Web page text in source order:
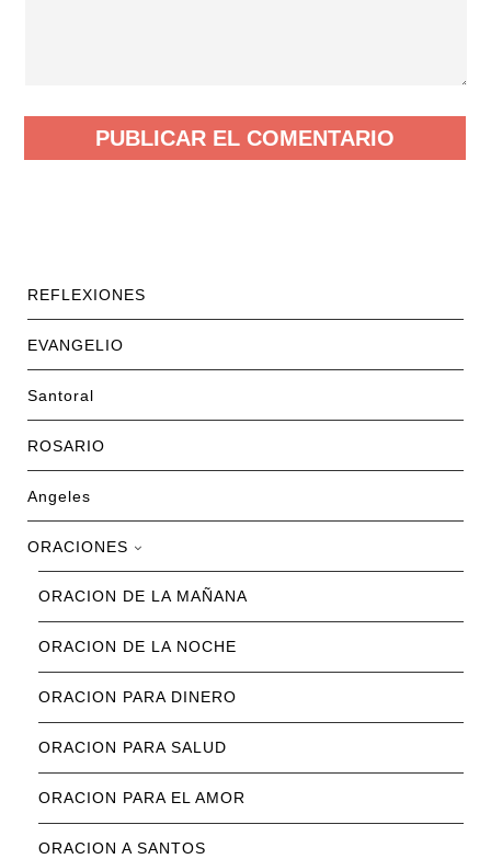
REFLEXIONES
EVANGELIO
Santoral
ROSARIO
Angeles
ORACIONES
ORACION DE LA MAÑANA
ORACION DE LA NOCHE
ORACION PARA DINERO
ORACION PARA SALUD
ORACION PARA EL AMOR
ORACION A SANTOS